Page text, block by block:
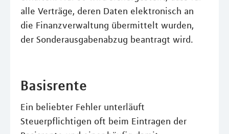
alle Verträge, deren Daten elektronisch an
die Finanzverwaltung übermittelt wurden,
der Sonderausgabenabzug beantragt wird.
Basisrente
Ein beliebter Fehler unterläuft
Steuerpflichtigen oft beim Eintragen der